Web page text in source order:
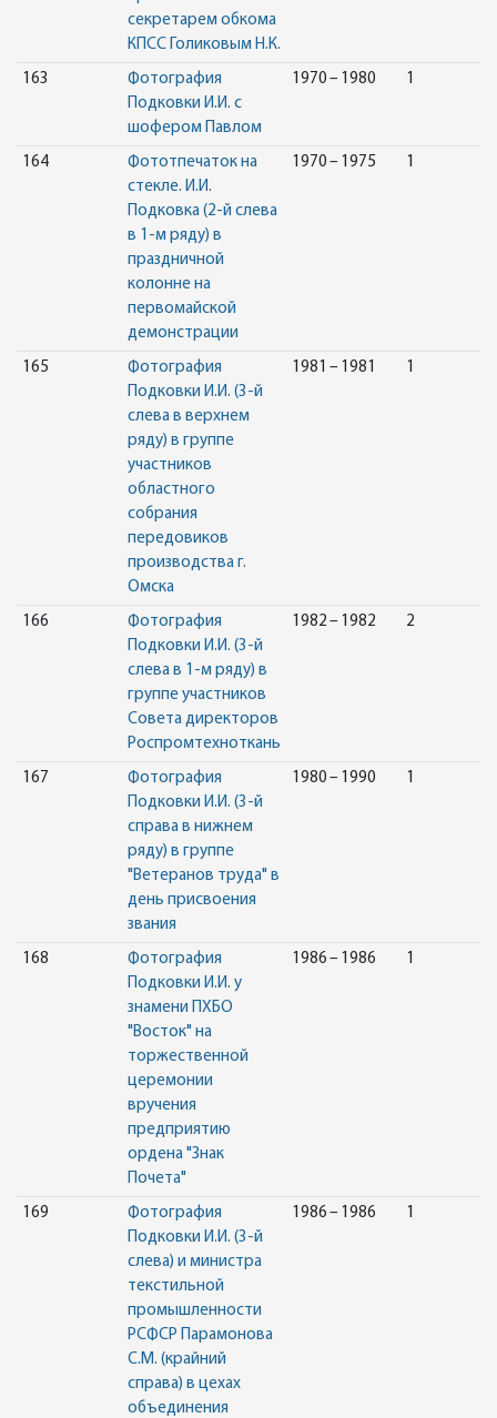
секретарем обкома
КПСС Голиковым Н.К.
163
Фотография
Подковки И.И. с
шофером Павлом
1970 – 1980 1
164
Фототпечаток на
стекле. И.И.
Подковка (2-й слева
в 1-м ряду) в
праздничной
колонне на
первомайской
демонстрации
1970 – 1975 1
165
Фотография
Подковки И.И. (3-й
слева в верхнем
ряду) в группе
участников
областного
собрания
передовиков
производства г.
Омска
1981 – 1981 1
166
Фотография
Подковки И.И. (3-й
слева в 1-м ряду) в
группе участников
Совета директоров
Роспромтехноткань
1982 – 1982 2
167
Фотография
Подковки И.И. (3-й
справа в нижнем
ряду) в группе
"Ветеранов труда" в
день присвоения
звания
1980 – 1990 1
168
Фотография
Подковки И.И. у
знамени ПХБО
"Восток" на
торжественной
церемонии
вручения
предприятию
ордена "Знак
Почета"
1986 – 1986 1
169
Фотография
Подковки И.И. (3-й
слева) и министра
текстильной
промышленности
РСФСР Парамонова
С.М. (крайний
справа) в цехах
объединения
1986 – 1986 1